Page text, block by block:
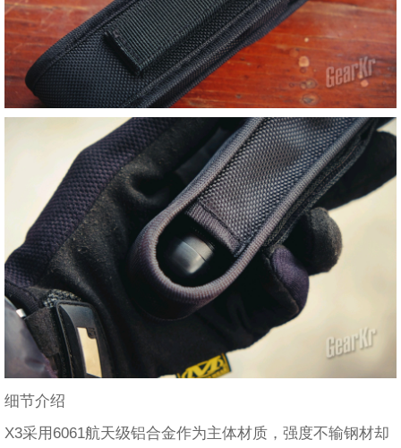
细节介绍
X3采用6061航天级铝合金作为主体材质，强度不输钢材却